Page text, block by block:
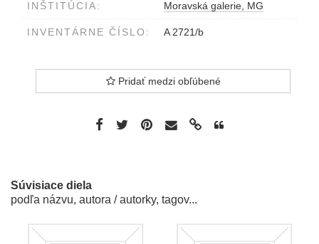
INŠTITÚCIA: Moravská galerie, MG
INVENTÁRNE ČÍSLO: A 2721/b
Pridať medzi obľúbené
Súvisiace diela
podľa názvu, autora / autorky, tagov...